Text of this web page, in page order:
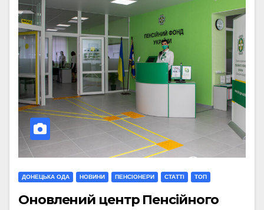
ДОНЕЦЬКА ОДА НОВИНИ ПЕНСІОНЕРИ СТАТТI ТОП
Оновлений центр Пенсійного